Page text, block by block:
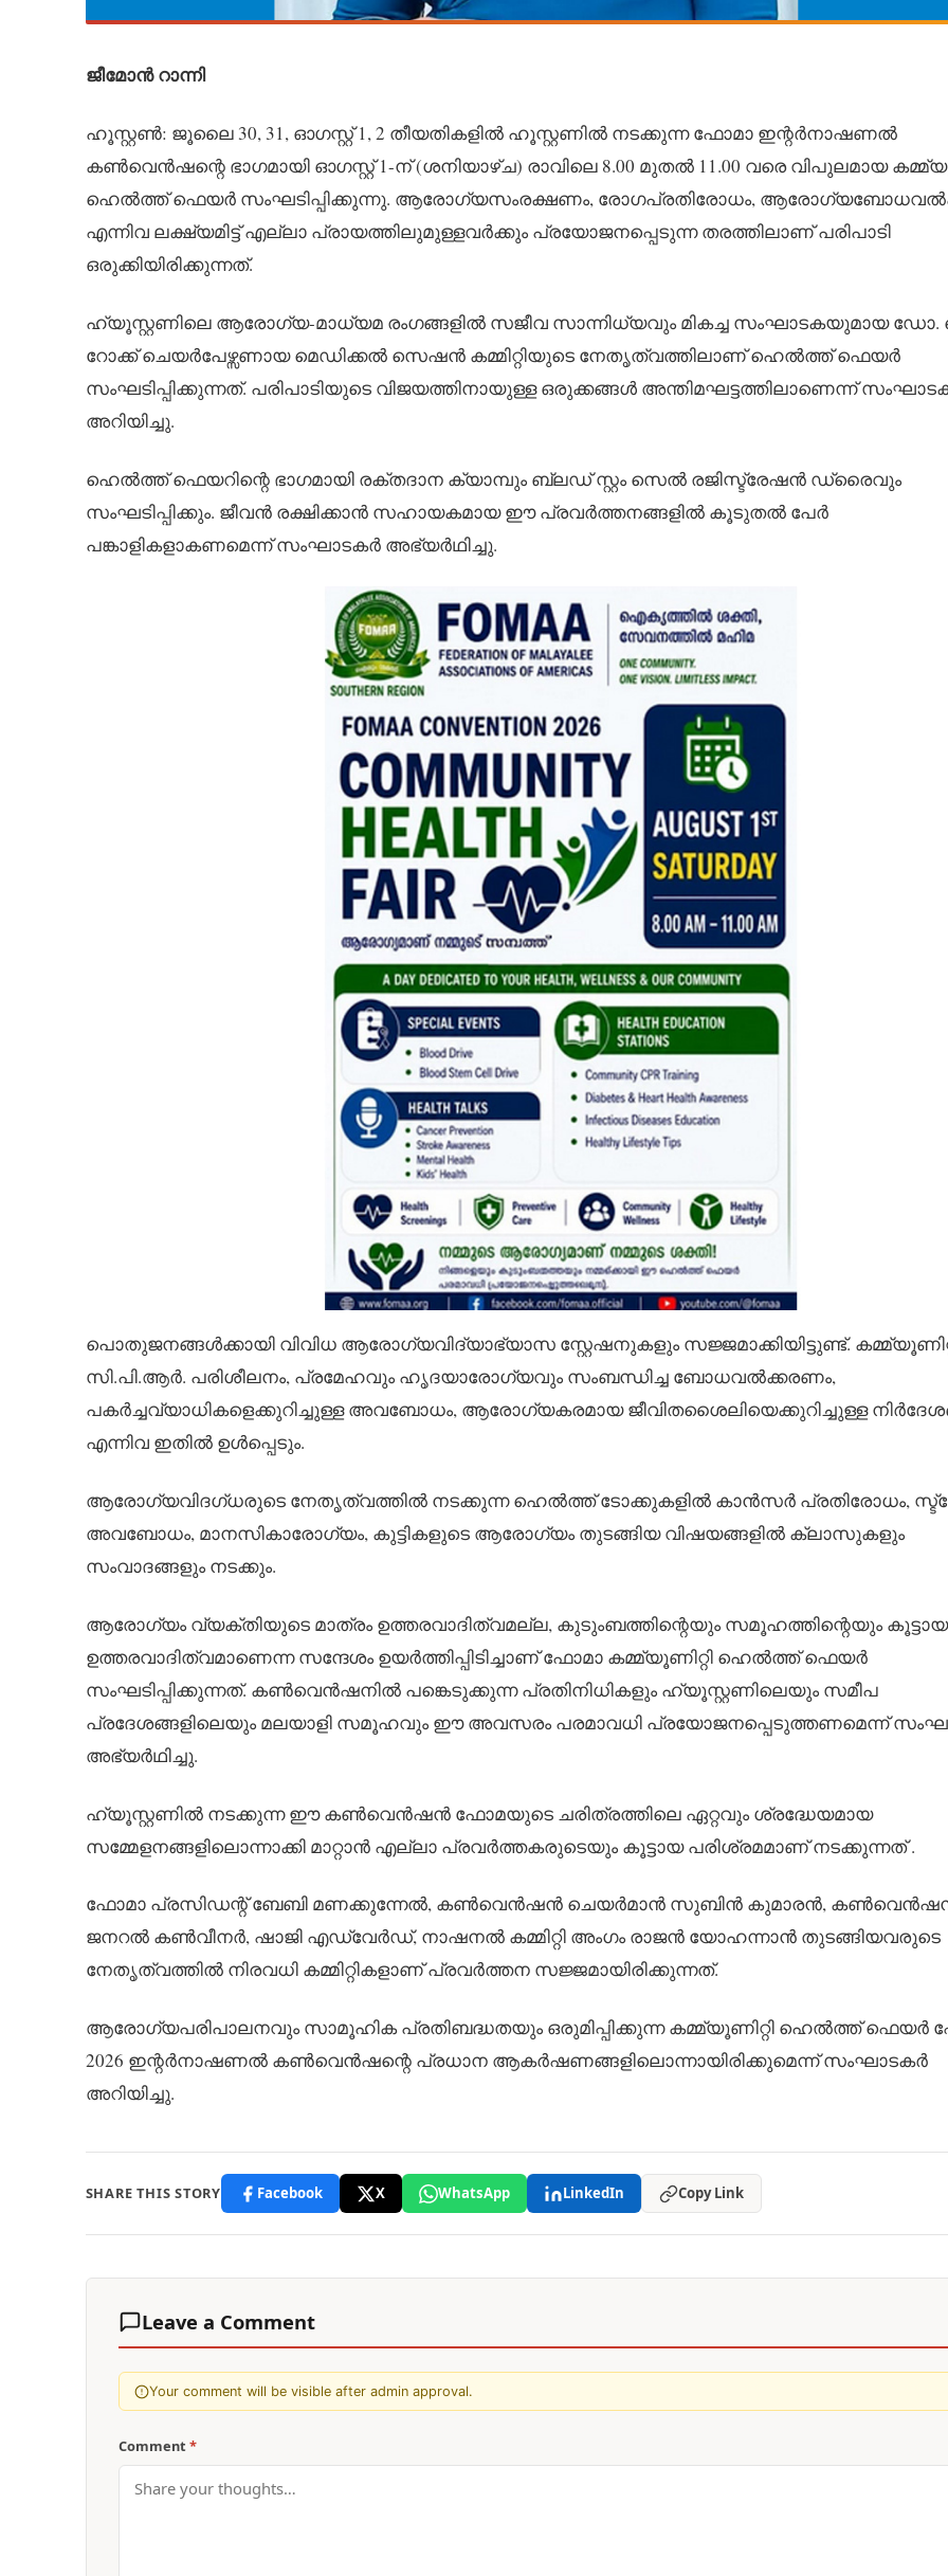
ജീമോൻ റാന്നി
ഹൂസ്റ്റൺ: ജൂലൈ 30, 31, ഓഗസ്റ്റ് 1, 2 തീയതികളിൽ ഹൂസ്റ്റണിൽ നടക്കുന്ന ഫോമാ ഇന്റർനാഷണൽ
കൺവെൻഷന്റെ ഭാഗമായി ഓഗസ്റ്റ് 1-ന് (ശനിയാഴ്ച) രാവിലെ 8.00 മുതൽ 11.00 വരെ വിപുലമായ
ഹെൽത്ത് ഫെയർ സംഘടിപ്പിക്കുന്നു. ആരോഗ്യസംരക്ഷണം, രോഗപ്രതിരോധം,
എന്നിവ ലക്ഷ്യമിട്ട് എല്ലാ പ്രായത്തിലുമുള്ളവർക്കും പ്രയോജനപ്പെടുന്ന തരത്തിലാണ് പരിപാടി
ഒരുക്കിയിരിക്കുന്നത്.
ഹ്യൂസ്റ്റണിലെ ആരോഗ്യ-മാധ്യമ രംഗങ്ങളിൽ സജീവ സാന്നിധ്യവും മികച്ച സംഘാടകയുമായ ഡോ.
റോക്ക് ചെയർപേഴ്സണായ മെഡിക്കൽ സെഷൻ കമ്മിറ്റിയുടെ നേതൃത്വത്തിലാണ് ഹെൽത്ത് ഫെയർ
സംഘടിപ്പിക്കുന്നത്. പരിപാടിയുടെ വിജയത്തിനായുള്ള ഒരുക്കങ്ങൾ അന്തിമഘട്ടത്തിലാണെന്ന്
അറിയിച്ചു.
ഹെൽത്ത് ഫെയറിന്റെ ഭാഗമായി രക്തദാന ക്യാമ്പും ബ്ലഡ് സ്റ്റം സെൽ രജിസ്ട്രേഷൻ ഡ്രൈവും
സംഘടിപ്പിക്കും. ജീവൻ രക്ഷിക്കാൻ സഹായകമായ ഈ പ്രവർത്തനങ്ങളിൽ കൂടുതൽ പേർ
പങ്കാളികളാകണമെന്ന് സംഘാടകർ അഭ്യർഥിച്ചു.
പൊതുജനങ്ങൾക്കായി വിവിധ ആരോഗ്യവിദ്യാഭ്യാസ സ്റ്റേഷനുകളും സജ്ജമാക്കിയിട്ടുണ്ട്.
സി.പി.ആർ. പരിശീലനം, പ്രമേഹവും ഹൃദയാരോഗ്യവും സംബന്ധിച്ച ബോധവൽക്കരണം,
പകർച്ചവ്യാധികളെക്കുറിച്ചുള്ള അവബോധം, ആരോഗ്യകരമായ ജീവിതശൈലിയെക്കുറിച്ചുള്ള
എന്നിവ ഇതിൽ ഉൾപ്പെടും.
ആരോഗ്യവിദഗ്ധരുടെ നേതൃത്വത്തിൽ നടക്കുന്ന ഹെൽത്ത് ടോക്കുകളിൽ കാൻസർ പ്രതിരോധം,
അവബോധം, മാനസികാരോഗ്യം, കുട്ടികളുടെ ആരോഗ്യം തുടങ്ങിയ വിഷയങ്ങളിൽ ക്ലാസുകളും
സംവാദങ്ങളും നടക്കും.
ആരോഗ്യം വ്യക്തിയുടെ മാത്രം ഉത്തരവാദിത്വമല്ല, കുടുംബത്തിന്റെയും സമൂഹത്തിന്റെയും കൂട്ടായ
ഉത്തരവാദിത്വമാണെന്ന സന്ദേശം ഉയർത്തിപ്പിടിച്ചാണ് ഫോമാ കമ്മ്യൂണിറ്റി ഹെൽത്ത് ഫെയർ
സംഘടിപ്പിക്കുന്നത്. കൺവെൻഷനിൽ പങ്കെടുക്കുന്ന പ്രതിനിധികളും ഹ്യൂസ്റ്റണിലെയും സമീപ
പ്രദേശങ്ങളിലെയും മലയാളി സമൂഹവും ഈ അവസരം പരമാവധി പ്രയോജനപ്പെടുത്തണമെന്ന്
അഭ്യർഥിച്ചു.
ഹ്യൂസ്റ്റണിൽ നടക്കുന്ന ഈ കൺവെൻഷൻ ഫോമയുടെ ചരിത്രത്തിലെ ഏറ്റവും ശ്രദ്ധേയമായ
സമ്മേളനങ്ങളിലൊന്നാക്കി മാറ്റാൻ എല്ലാ പ്രവർത്തകരുടെയും കൂട്ടായ പരിശ്രമമാണ് നടക്കുന്നത് .
ഫോമാ പ്രസിഡന്റ് ബേബി മണക്കുന്നേൽ, കൺവെൻഷൻ ചെയർമാൻ സുബിൻ കുമാരൻ,
ജനറൽ കൺവീനർ, ഷാജി എഡ്‌വേർഡ്, നാഷനൽ കമ്മിറ്റി അംഗം രാജൻ യോഹന്നാൻ തുടങ്ങിയവരുടെ
നേതൃത്വത്തിൽ നിരവധി കമ്മിറ്റികളാണ് പ്രവർത്തന സജ്ജമായിരിക്കുന്നത്.
ആരോഗ്യപരിപാലനവും സാമൂഹിക പ്രതിബദ്ധതയും ഒരുമിപ്പിക്കുന്ന കമ്മ്യൂണിറ്റി ഹെൽത്ത് ഫെയർ
2026 ഇന്റർനാഷണൽ കൺവെൻഷന്റെ പ്രധാന ആകർഷണങ്ങളിലൊന്നായിരിക്കുമെന്ന് സംഘാടകർ
അറിയിച്ചു.
SHARE THIS STORY Facebook X WhatsApp LinkedIn Copy Link
Leave a Comment
Your comment will be visible after admin approval.
Comment *